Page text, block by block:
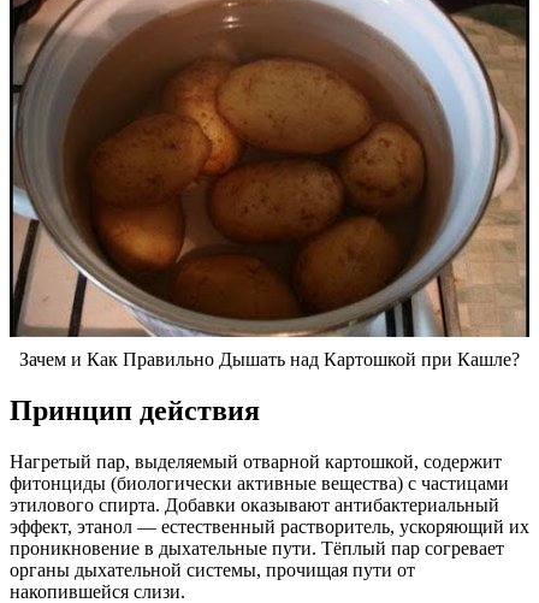
Зачем и Как Правильно Дышать над Картошкой при Кашле?
Принцип действия
Нагретый пар, выделяемый отварной картошкой, содержит
фитонциды (биологически активные вещества) с частицами
этилового спирта. Добавки оказывают антибактериальный
эффект, этанол — естественный растворитель, ускоряющий их
проникновение в дыхательные пути. Тёплый пар согревает
органы дыхательной системы, прочищая пути от
накопившейся слизи.